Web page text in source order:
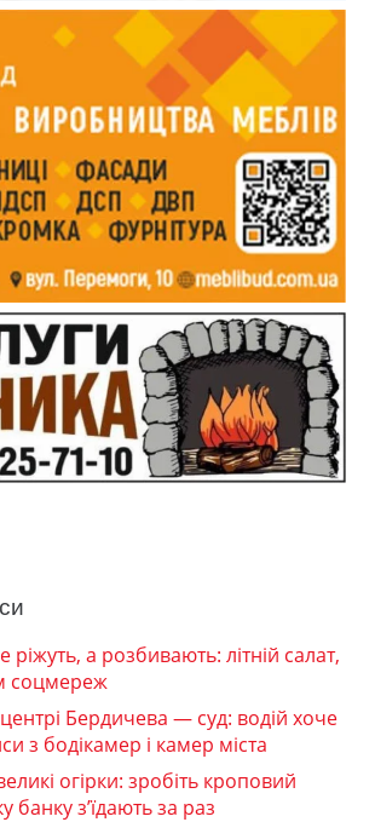
ріжуть, а розбивають: літній салат,
соцмереж
Бердичева — суд: водій хоче
з бодікамер і камер міста
огірки: зробіть кроповий
з’їдають за раз